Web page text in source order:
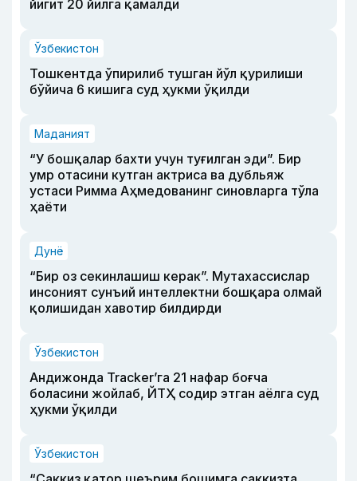
йигит 20 йилга қамалди
Ўзбекистон
Тошкентда ўпирилиб тушган йўл қурилиши
бўйича 6 кишига суд ҳукми ўқилди
Маданият
“У бошқалар бахти учун туғилган эди”. Бир
умр отасини кутган актриса ва дубльяж
устаси Римма Аҳмедованинг синовларга тўла
ҳаёти
Дунё
“Бир оз секинлашиш керак”. Мутахассислар
инсоният сунъий интеллектни бошқара олмай
қолишидан хавотир билдирди
Ўзбекистон
Андижонда Tracker’га 21 нафар боғча
боласини жойлаб, ЙТҲ содир этган аёлга суд
ҳукми ўқилди
Ўзбекистон